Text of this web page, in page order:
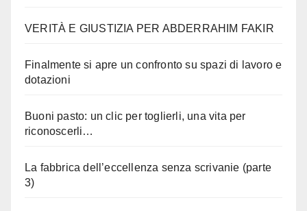
VERITÀ E GIUSTIZIA PER ABDERRAHIM FAKIR
Finalmente si apre un confronto su spazi di lavoro e
dotazioni
Buoni pasto: un clic per toglierli, una vita per
riconoscerli…
La fabbrica dell’eccellenza senza scrivanie (parte
3)